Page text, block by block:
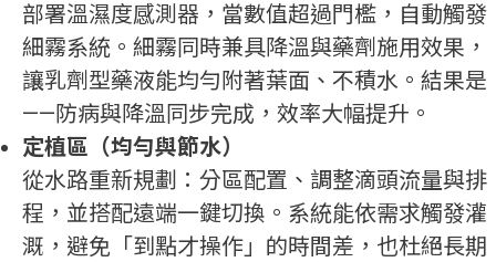
部署溫濕度感測器，當數值超過門檻，自動觸發
細霧系統。細霧同時兼具降溫與藥劑施用效果，
讓乳劑型藥液能均勻附著葉面、不積水。結果是
——防病與降溫同步完成，效率大幅提升。
定植區（均勻與節水）
從水路重新規劃：分區配置、調整滴頭流量與排
程，並搭配遠端一鍵切換。系統能依需求觸發灌
溉，避免「到點才操作」的時間差，也杜絕長期